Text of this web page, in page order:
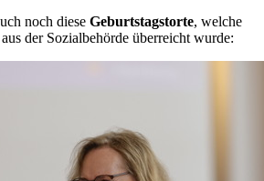
noch diese Geburtstagstorte, welche
der Sozialbehörde überreicht wurde: